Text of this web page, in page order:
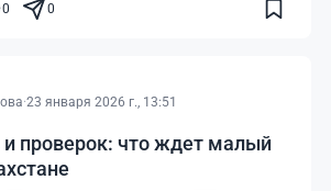
0 0
·23 января 2026 г., 13:51
проверок: что ждет малый